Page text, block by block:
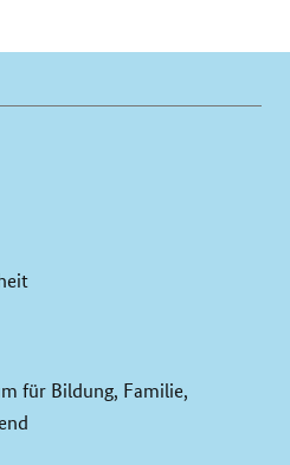
für Bildung, Familie,